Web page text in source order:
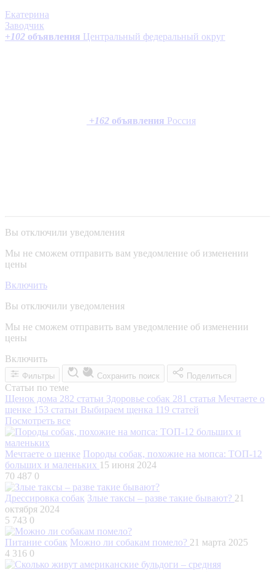
Екатерина
Заводчик
+102 объявления Центральный федеральный округ
+162 объявления Россия
Вы отключили уведомления
Мы не сможем отправить вам уведомление об изменении
цены
Включить
Вы отключили уведомления
Мы не сможем отправить вам уведомление об изменении
цены
Включить
Фильтры Сохранить поиск Поделиться
Статьи по теме
Щенок дома 282 статьи Здоровье собак 281 статья Мечтаете о
щенке 153 статьи Выбираем щенка 119 статей
Посмотреть все
Мечтаете о щенке Породы собак, похожие на мопса: ТОП-12
больших и маленьких 15 июня 2024
70 487 0
Дрессировка собак Злые таксы – разве такие бывают? 21
октября 2024
5 743 0
Питание собак Можно ли собакам помело? 21 марта 2025
4 316 0